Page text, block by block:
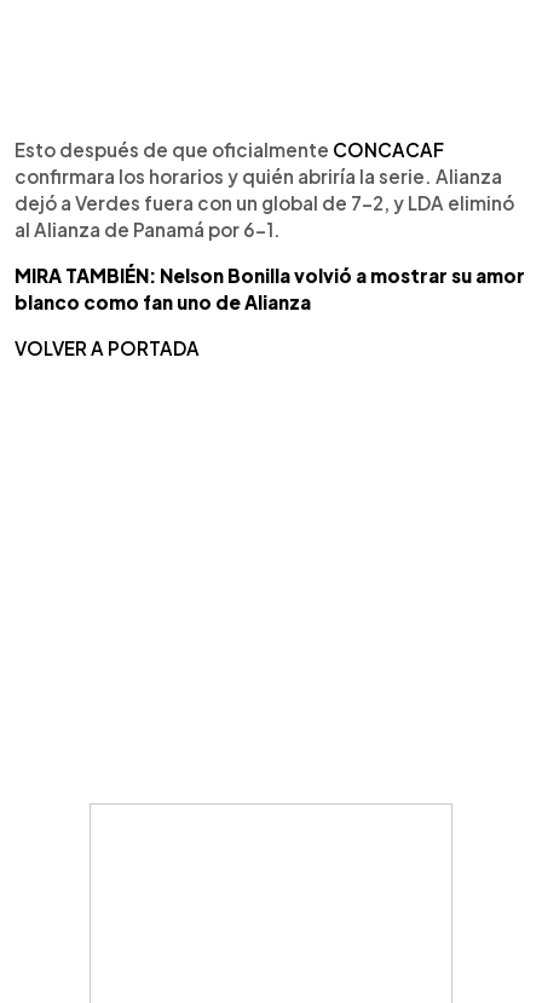
Esto después de que oficialmente CONCACAF
confirmara los horarios y quién abriría la serie. Alianza
dejó a Verdes fuera con un global de 7-2, y LDA eliminó
al Alianza de Panamá por 6-1.
MIRA TAMBIÉN: Nelson Bonilla volvió a mostrar su amor
blanco como fan uno de Alianza
VOLVER A PORTADA